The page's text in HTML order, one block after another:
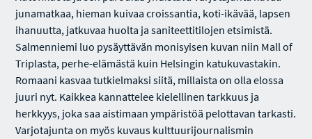
junamatkaa, hieman kuivaa croissantia, koti-ikävää, lapsen
ihanuutta, jatkuvaa huolta ja saniteettitilojen etsimistä.
Salmenniemi luo pysäyttävän monisyisen kuvan niin Mall of
Triplasta, perhe-elämästä kuin Helsingin katukuvastakin.
Romaani kasvaa tutkielmaksi siitä, millaista on olla elossa
juuri nyt. Kaikkea kannattelee kielellinen tarkkuus ja
herkkyys, joka saa aistimaan ympäristöä pelottavan tarkasti.
Varjotajunta on myös kuvaus kulttuurijournalismin